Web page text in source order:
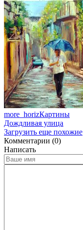
more_horizКартины
Дождливая улица
Загрузить еще похожие
Комментарии (0)
Написать